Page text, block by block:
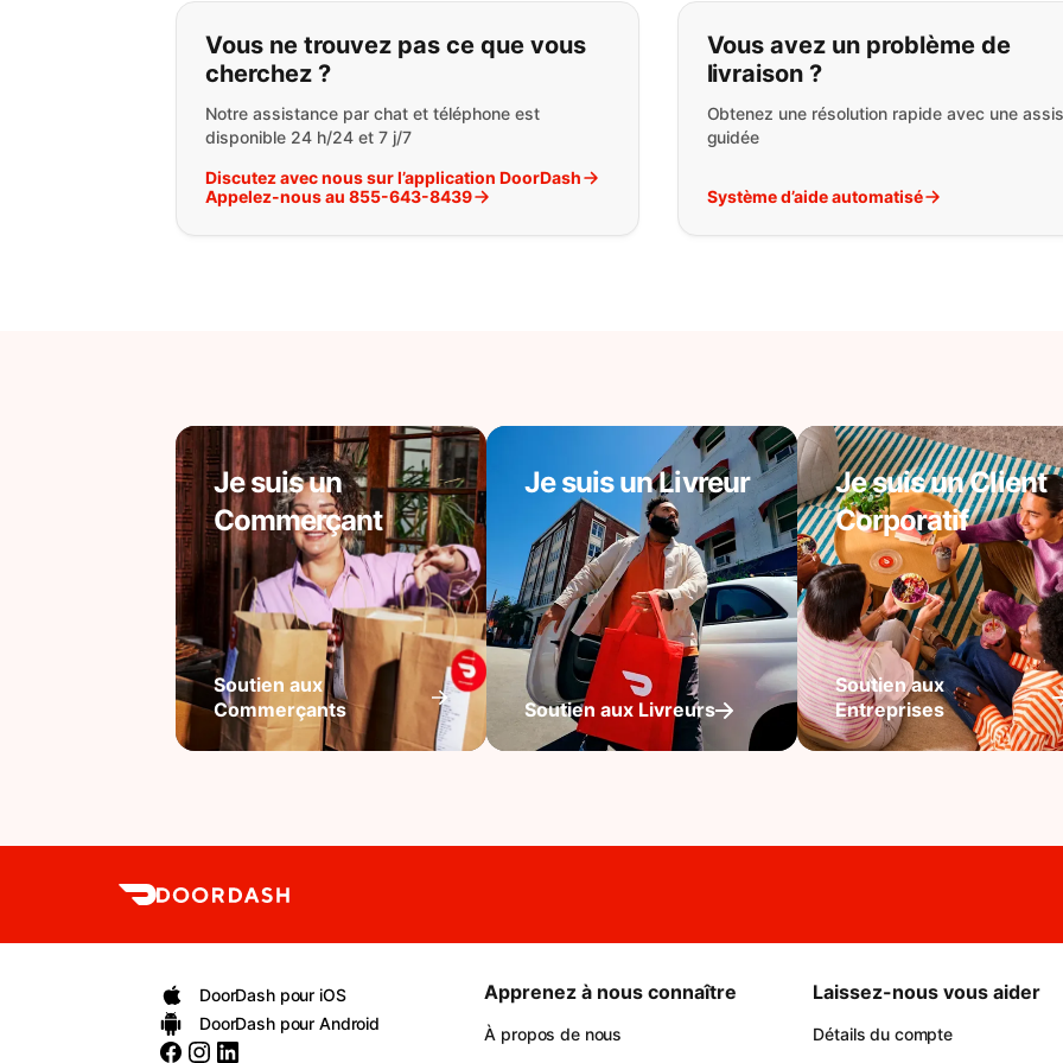
Si vous ne trouvez pas ce que vous cherchez:
Vous ne trouvez pas ce que vous
cherchez ?
Notre assistance par chat et téléphone est
disponible 24 h/24 et 7 j/7
Discutez avec nous sur l’application DoorDash
Appelez-nous au 855-643-8439
Vous avez un problème de
livraison ?
Obtenez une résolution rapide avec une
guidée
Système d’aide automatisé
Je suis un
Commerçant
Soutien aux
Commerçants
Je suis un Livreur
Soutien aux Livreurs
Je suis un Client
Corporatif
Soutien aux
Entreprises
DoorDash pour iOS
DoorDash pour Android
Apprenez à nous connaître
À propos de nous
Laissez-nous vous aider
Détails du compte